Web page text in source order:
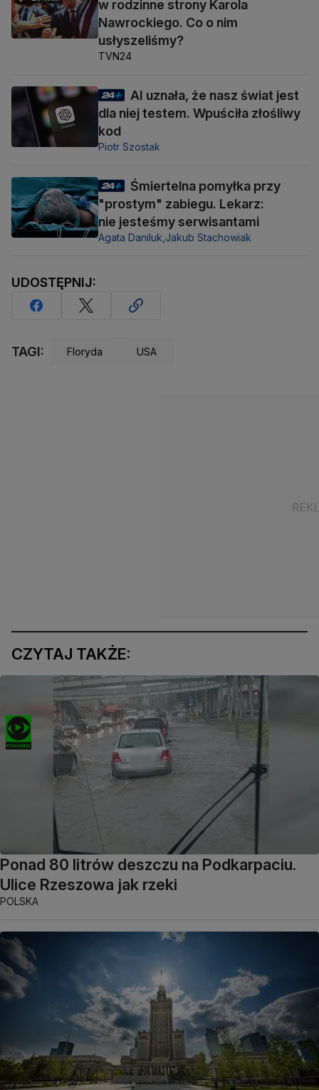
w rodzinne strony Karola
Nawrockiego. Co o nim
usłyszeliśmy?
TVN24
AI uznała, że nasz świat jest
dla niej testem. Wpuściła złośliwy
kod
Piotr Szostak
Śmiertelna pomyłka przy
"prostym" zabiegu. Lekarz:
nie jesteśmy serwisantami
Agata Daniluk, Jakub Stachowiak
UDOSTĘPNIJ:
TAGI: Floryda USA
CZYTAJ TAKŻE:
Ponad 80 litrów deszczu na Podkarpaciu.
Ulice Rzeszowa jak rzeki
POLSKA